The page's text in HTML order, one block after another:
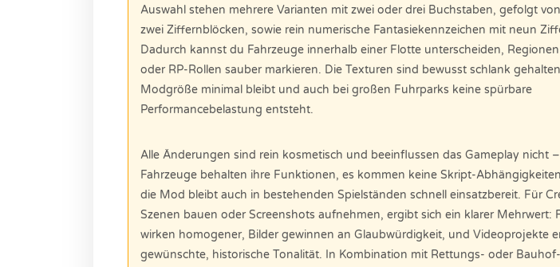
Auswahl stehen mehrere Varianten mit zwei oder drei Buchstaben, gefolgt
zwei Ziffernblöcken, sowie rein numerische Fantasiekennzeichen mit neun
Dadurch kannst du Fahrzeuge innerhalb einer Flotte unterscheiden,
oder RP-Rollen sauber markieren. Die Texturen sind bewusst schlank
Modgröße minimal bleibt und auch bei großen Fuhrparks keine spürbare
Performancebelastung entsteht.
Alle Änderungen sind rein kosmetisch und beeinflussen das Gameplay nicht
Fahrzeuge behalten ihre Funktionen, es kommen keine Skript-
die Mod bleibt auch in bestehenden Spielständen schnell einsatzbereit. Für
Szenen bauen oder Screenshots aufnehmen, ergibt sich ein klarer Mehrwert:
wirken homogener, Bilder gewinnen an Glaubwürdigkeit, und Videoprojekte
gewünschte, historische Tonalität. In Kombination mit Rettungs- oder